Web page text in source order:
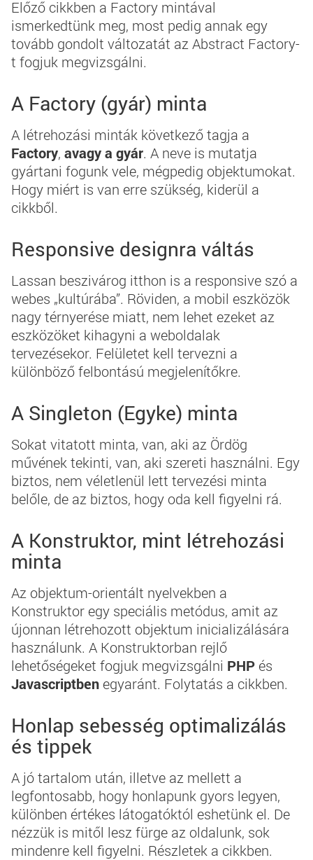
Előző cikkben a Factory mintával
ismerkedtünk meg, most pedig annak egy
tovább gondolt változatát az Abstract Factory-
t fogjuk megvizsgálni.
A Factory (gyár) minta
A létrehozási minták következő tagja a
Factory, avagy a gyár. A neve is mutatja
gyártani fogunk vele, mégpedig objektumokat.
Hogy miért is van erre szükség, kiderül a
cikkből.
Responsive designra váltás
Lassan beszivárog itthon is a responsive szó a
webes „kultúrába”. Röviden, a mobil eszközök
nagy térnyerése miatt, nem lehet ezeket az
eszközöket kihagyni a weboldalak
tervezésekor. Felületet kell tervezni a
különböző felbontású megjelenítőkre.
A Singleton (Egyke) minta
Sokat vitatott minta, van, aki az Ördög
művének tekinti, van, aki szereti használni. Egy
biztos, nem véletlenül lett tervezési minta
belőle, de az biztos, hogy oda kell figyelni rá.
A Konstruktor, mint létrehozási
minta
Az objektum-orientált nyelvekben a
Konstruktor egy speciális metódus, amit az
újonnan létrehozott objektum inicializálására
használunk. A Konstruktorban rejlő
lehetőségeket fogjuk megvizsgálni PHP és
Javascriptben egyaránt. Folytatás a cikkben.
Honlap sebesség optimalizálás
és tippek
A jó tartalom után, illetve az mellett a
legfontosabb, hogy honlapunk gyors legyen,
különben értékes látogatóktól eshetünk el. De
nézzük is mitől lesz fürge az oldalunk, sok
mindenre kell figyelni. Részletek a cikkben.